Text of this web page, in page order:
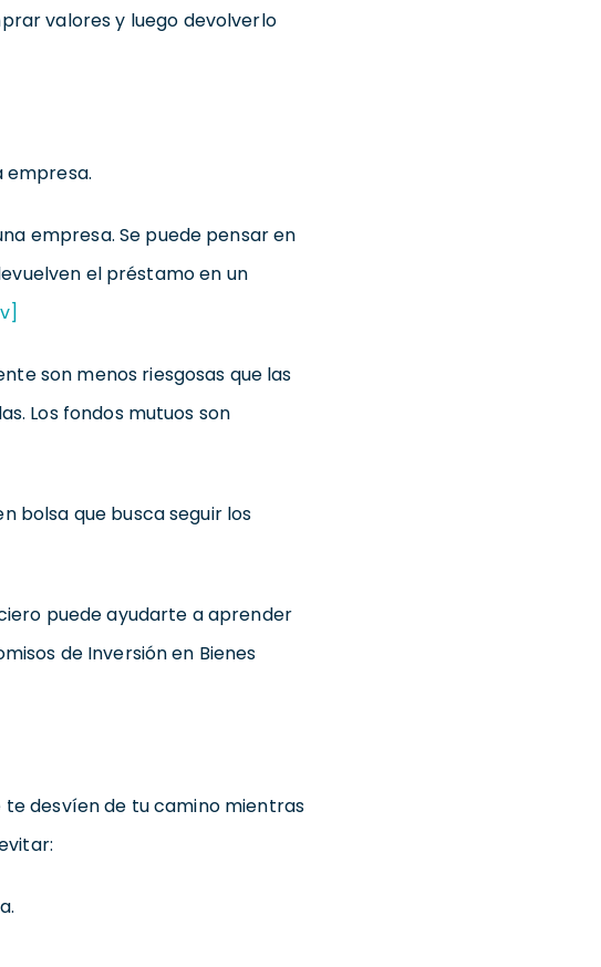
valores y luego devolverlo
empresa.
empresa. Se puede pensar en
el préstamo en un
son menos riesgosas que las
Los fondos mutuos son
bolsa que busca seguir los
puede ayudarte a aprender
de Inversión en Bienes
desvíen de tu camino mientras